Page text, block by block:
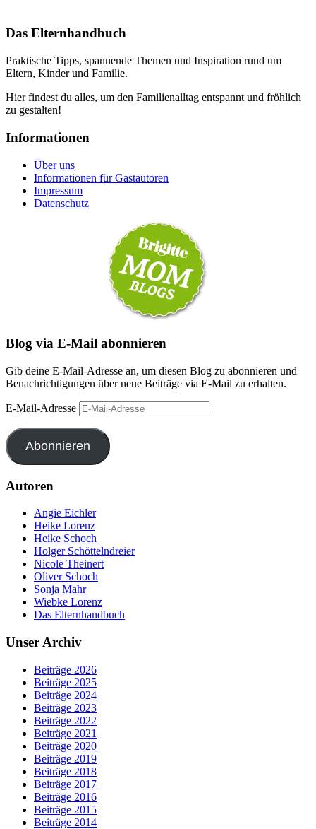
Das Elternhandbuch
Praktische Tipps, spannende Themen und Inspiration rund um
Eltern, Kinder und Familie.
Hier findest du alles, um den Familienalltag entspannt und fröhlich
zu gestalten!
Informationen
Über uns
Informationen für Gastautoren
Impressum
Datenschutz
Blog via E-Mail abonnieren
Gib deine E-Mail-Adresse an, um diesen Blog zu abonnieren und
Benachrichtigungen über neue Beiträge via E-Mail zu erhalten.
E-Mail-Adresse
Abonnieren
Autoren
Angie Eichler
Heike Lorenz
Heike Schoch
Holger Schöttelndreier
Nicole Theinert
Oliver Schoch
Sonja Mahr
Wiebke Lorenz
Das Elternhandbuch
Unser Archiv
Beiträge 2026
Beiträge 2025
Beiträge 2024
Beiträge 2023
Beiträge 2022
Beiträge 2021
Beiträge 2020
Beiträge 2019
Beiträge 2018
Beiträge 2017
Beiträge 2016
Beiträge 2015
Beiträge 2014